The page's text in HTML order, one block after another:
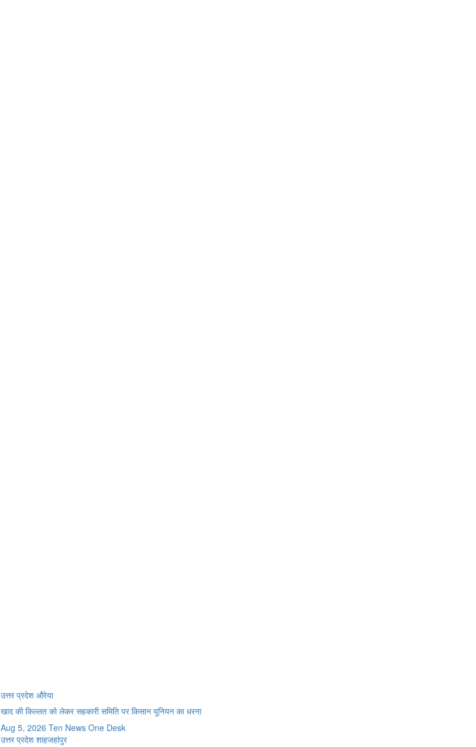
उत्तर प्रदेश औरेया
खाद की किल्लत को लेकर सहकारी समिति पर किसान यूनियन का धरना
Aug 5, 2026 Ten News One Desk
उत्तर प्रदेश शाहजहांपुर